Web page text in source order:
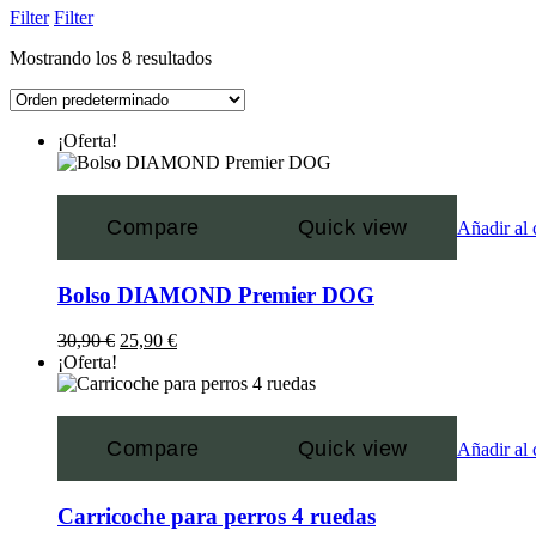
Filter Filter
Mostrando los 8 resultados
¡Oferta!
Compare Quick view Añadir al
Bolso DIAMOND Premier DOG
30,90€ 25,90 €
¡Oferta!
Compare Quick view Añadir al
Carricoche para perros 4 ruedas